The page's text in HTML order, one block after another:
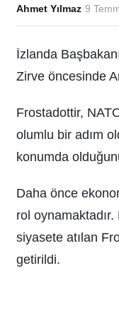
Ahmet Yılmaz·9
İzlanda
Zirve öncesinde
Frostadottir,
olumlu bir adım
konumda
Daha önce
rol
siyasete atılan
getirildi.